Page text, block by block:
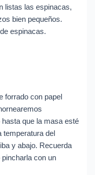
listas las espinacas,
bien pequeños.
espinacas.
forrado con papel
que la masa esté
temperatura del
y abajo. Recuerda
con un